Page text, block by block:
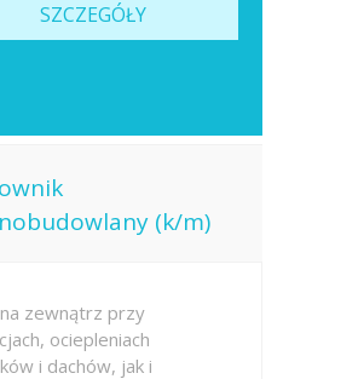
SZCZEGÓŁY
(k/m)
zewnątrz przy
ociepleniach
i dachów, jak i